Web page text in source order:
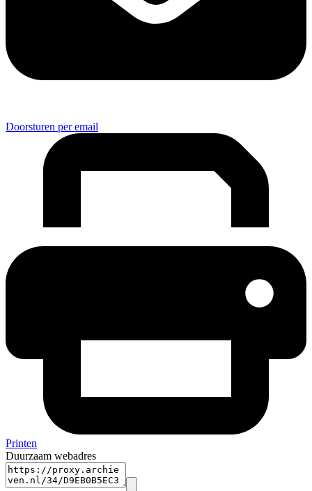
Doorsturen per email
Printen
Duurzaam webadres